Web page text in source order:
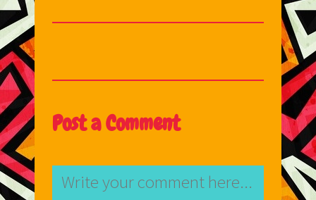
Post a Comment